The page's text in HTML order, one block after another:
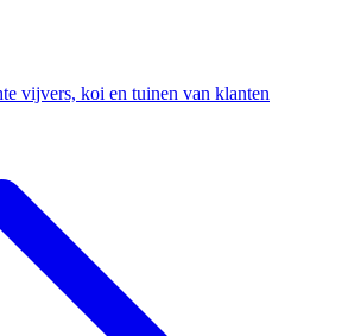
vijvers, koi en tuinen van klanten